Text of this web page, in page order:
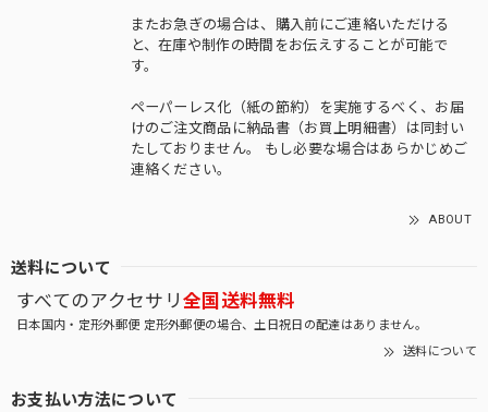
またお急ぎの場合は、購入前にご連絡いただける
と、在庫や制作の時間をお伝えすることが可能で
す。
ペーパーレス化（紙の節約）を実施するべく、お届
けのご注文商品に納品書（お買上明細書）は同封い
たしておりません。 もし必要な場合はあらかじめご
連絡ください。
ABOUT
送料について
すべてのアクセサリ 全国送料無料
日本国内・定形外郵便 定形外郵便の場合、土日祝日の配達はありません。
送料について
お支払い方法について